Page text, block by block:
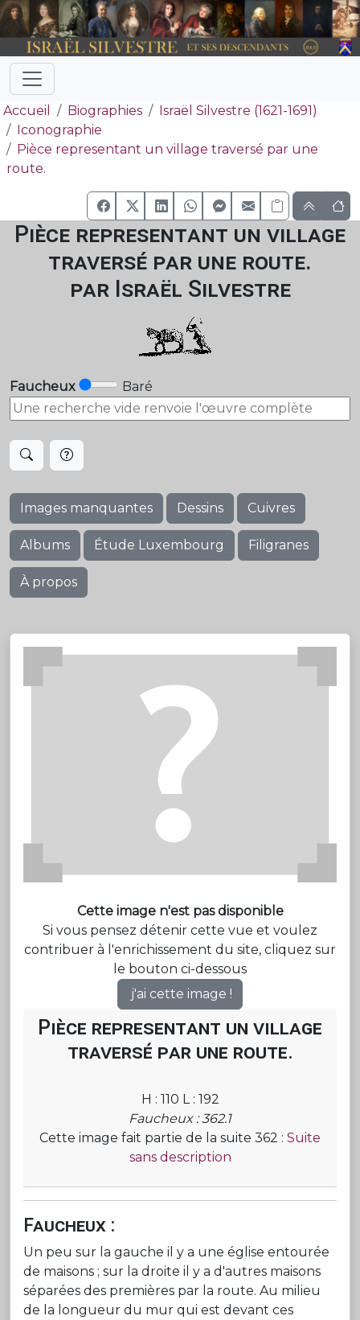
Accueil Biographies
Israël Silvestre (1621-1691)
Iconographie
Pièce representant un village traversé par une
route.
Pièce representant un village
traversé par une route.
par Israël Silvestre
Faucheux Baré
Images manquantes Dessins Cuivres
Albums Étude Luxembourg Filigranes
À propos
Cette image n'est pas disponible
Si vous pensez détenir cette vue et voulez
contribuer à l'enrichissement du site, cliquez sur
le bouton ci-dessous
j'ai cette image !
Pièce representant un village
traversé par une route.
H : 110 L : 192
Faucheux : 362.1
Cette image fait partie de la suite 362 : Suite
sans description
Faucheux :
Un peu sur la gauche il y a une église entourée
de maisons ; sur la droite il y a d'autres maisons
séparées des premières par la route. Au milieu
de la longueur du mur qui est devant ces